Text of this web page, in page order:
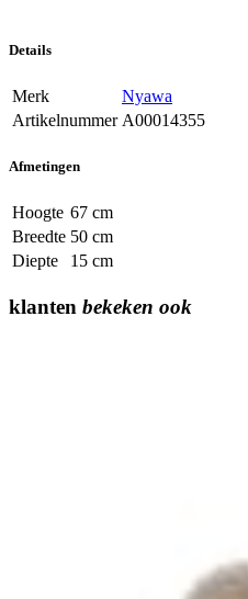
Details
Merk
Nyawa
Artikelnummer A00014355
Afmetingen
Hoogte 67 cm
Breedte 50 cm
Diepte
15 cm
klanten bekeken ook